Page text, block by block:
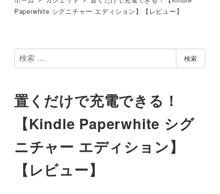
Paperwhite シグニチャー エディション】【レビュー】
検
索
検索
置くだけで充電できる！
【Kindle Paperwhite シグ
ニチャー エディション】
【レビュー】